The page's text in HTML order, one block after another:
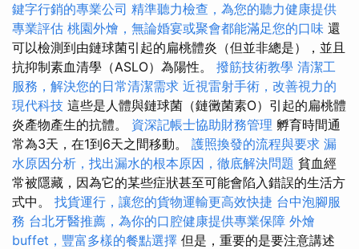
鍵字行銷的專業公司 精準聽力檢查，為您的聽力健康提供
專業評估 桃園外燴，無論婚宴或聚會都能滿足您的口味 還
可以檢測到由鏈球菌引起的扁桃體炎（但並非總是），並且
抗抑制素血清學（ASLO）為陽性。 撥筋技術教學 清潔工
服務，解決您的日常清潔需求 近視雷射手術，改善視力的
現代科技 這些是人體與鏈球菌（鏈黴菌素O）引起的扁桃體
炎產物產生的抗體。 資深記帳士協助財務管理 孵育時間通
常為3天，在1到6天之間移動。 護照換發的流程與要求 漏
水原因分析，找出漏水的根本原因，徹底解決問題 貧血經
常被隱藏，因為它的某些症狀甚至可能會陷入錯誤的生活方
式中。 找貨運行，讓您的貨物運輸更高效快捷 台中泡腳服
務 台北牙醫推薦，為你的口腔健康提供專業保障 外燴
buffet，豐富多樣的餐點選擇 但是，重要的是要注意講述